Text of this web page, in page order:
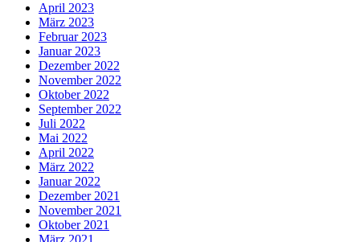
April 2023
März 2023
Februar 2023
Januar 2023
Dezember 2022
November 2022
Oktober 2022
September 2022
Juli 2022
Mai 2022
April 2022
März 2022
Januar 2022
Dezember 2021
November 2021
Oktober 2021